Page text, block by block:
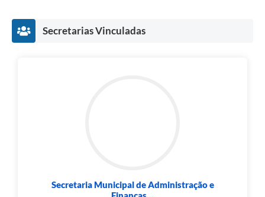
Secretarias Vinculadas
Secretaria Municipal de Administração e